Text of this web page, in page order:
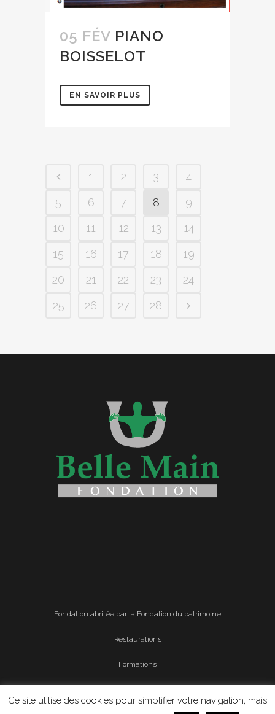
05 FÉV PIANO
BOISSELOT
EN SAVOIR PLUS
1 2 3
4
5
6 7 8
9
10
11 12 13
14
15
16 17 18
19
20
21 22 23
24
25
26 27 28
Fondation abritée par la Fondation du patrimoine
Restaurations
Formations
Ce site utilise des cookies pour simplifier votre navigation, mais